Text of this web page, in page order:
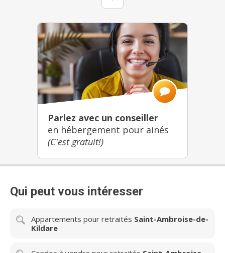
Parlez avec un conseiller
en hébergement pour ainés
(C'est gratuit!)
Qui peut vous intéresser
Appartements pour retraités Saint-Ambroise-de-
Kildare